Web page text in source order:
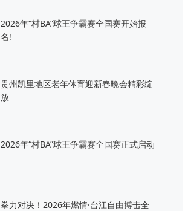
2026年“村BA”球王争霸赛全国赛开始报
名!
贵州凯里地区老年体育迎新春晚会精彩绽
放
2026年“村BA”球王争霸赛全国赛正式启动
拳力对决！2026年燃情·台江自由搏击全